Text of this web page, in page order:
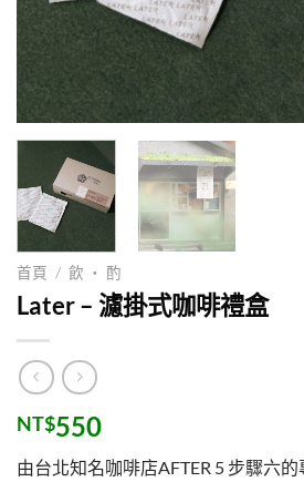
首頁 / 飲 ・ 酌
Later – 濾掛式咖啡禮盒
NT$550
由台北知名咖啡店AFTER 5 步驟六